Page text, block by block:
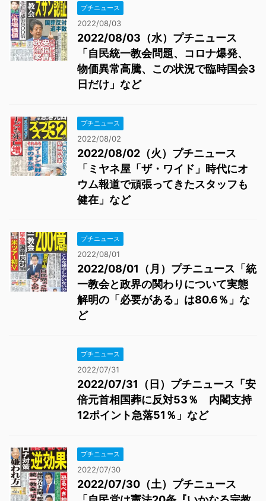
プチニュース
2022/08/03
2022/08/03（水）プチニュース
「自民統一教会問題、コロナ爆発、
物価異常高騰、この状況で臨時国会3
日だけ」など
プチニュース
2022/08/02
2022/08/02（火）プチニュース
「ミヤネ屋「ザ・ワイド」時代にオ
ウム報道で頑張ってきたスタッフも
健在」など
プチニュース
2022/08/01
2022/08/01（月）プチニュース「統
一教会と政界の関わりについて実態
解明の「必要がある」は80.6％」な
ど
プチニュース
2022/07/31
2022/07/31（日）プチニュース「安
倍元首相国葬に反対53％ 内閣支持
12ポイント急落51％」など
プチニュース
2022/07/30
2022/07/30（土）プチニュース